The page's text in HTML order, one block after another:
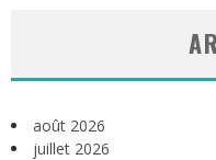
août 2026
juillet 2026